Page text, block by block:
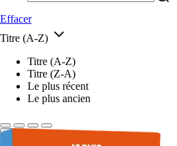
Effacer
Titre (A-Z)
Titre (A-Z)
Titre (Z-A)
Le plus récent
Le plus ancien